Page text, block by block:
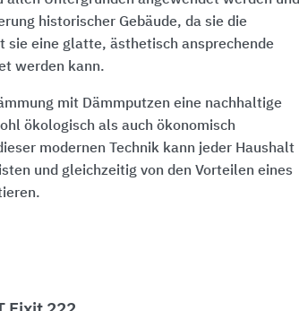
historischer Gebäude, da sie die
sie eine glatte, ästhetisch ansprechende
werden kann.
mit Dämmputzen eine nachhaltige
ökologisch als auch ökonomisch
modernen Technik kann jeder Haushalt
und gleichzeitig von den Vorteilen eines